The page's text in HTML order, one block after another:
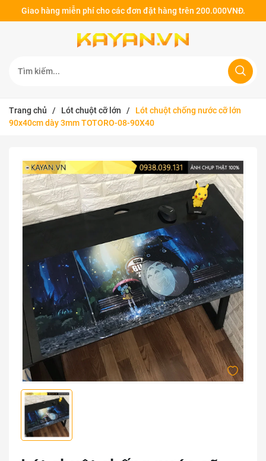
Giao hàng miễn phí cho các đơn đặt hàng trên 200.000VNĐ.
Trang chủ / Lót chuột cỡ lớn /
Lót chuột chống nước cỡ lớn
90x40cm dày 3mm TOTORO-08-90X40